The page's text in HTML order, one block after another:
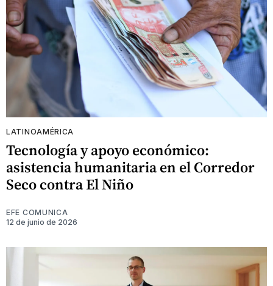
LATINOAMÉRICA
Tecnología y apoyo económico:
asistencia humanitaria en el Corredor
Seco contra El Niño
EFE COMUNICA
12 de junio de 2026